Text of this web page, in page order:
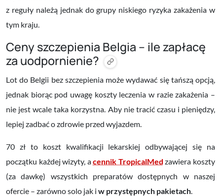
z reguły należą jednak do grupy niskiego ryzyka zakażenia w
tym kraju.
Ceny szczepienia Belgia – ile zapłacę
za uodpornienie?
Lot do Belgii bez szczepienia może wydawać się tańszą opcją,
jednak biorąc pod uwagę koszty leczenia w razie zakażenia –
nie jest wcale taka korzystna. Aby nie tracić czasu i pieniędzy,
lepiej zadbać o zdrowie przed wyjazdem.
70 zł to koszt kwalifikacji lekarskiej odbywającej się na
początku każdej wizyty, acennik TropicalMed zawiera koszty
(za dawkę) wszystkich preparatów dostępnych w naszej
ofercie – zarówno solo jak i w przystępnych pakietach.